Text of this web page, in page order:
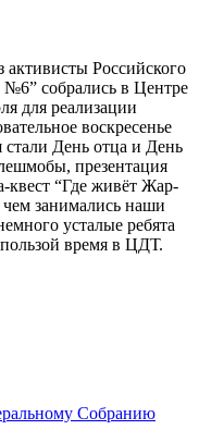
активисты Российского
собрались в Центре
для реализации
воскресенье
День отца и День
презентация
квест “Где живёт Жар-
чем занимались наши
усталые ребята
время в ЦДТ.